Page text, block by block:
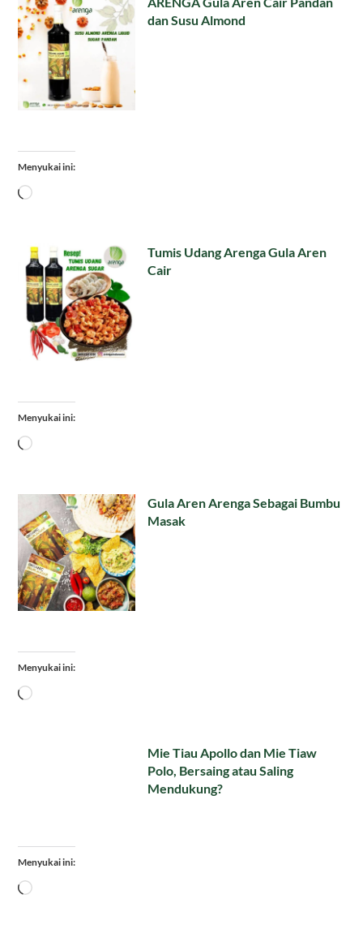
dan Susu Almond
Menyukai ini:
Memuat...
Tumis Udang Arenga Gula Aren
Cair
Menyukai ini:
Memuat...
Gula Aren Arenga Sebagai Bumbu
Masak
Menyukai ini:
Memuat...
Mie Tiau Apollo dan Mie Tiaw
Polo, Bersaing atau Saling
Mendukung?
Menyukai ini:
Memuat...